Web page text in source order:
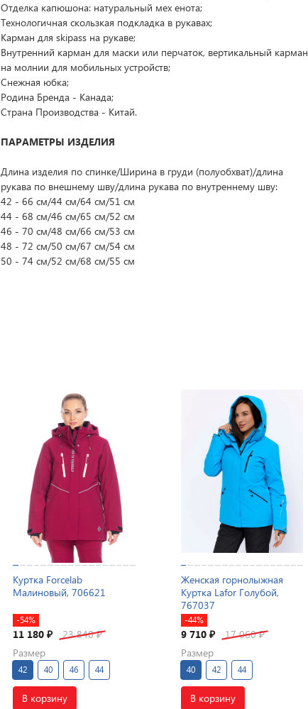
Отделка капюшона: натуральный мех енота;
Технологичная скользкая подкладка в рукавах;
Карман для skipass на рукаве;
Внутренний карман для маски или перчаток, вертикальный карман
на молнии для мобильных устройств;
Снежная юбка;
Родина Бренда - Канада;
Страна Производства - Китай.
ПАРАМЕТРЫ ИЗДЕЛИЯ
Длина изделия по спинке/Ширина в груди (полуобхват)/длина
рукава по внешнему шву/длина рукава по внутреннему шву:
42 - 66 см/44 см/64 см/51 см
44 - 68 см/46 см/65 см/52 см
46 - 70 см/48 см/66 см/53 см
48 - 72 см/50 см/67 см/54 см
50 - 74 см/52 см/68 см/55 см
Куртка Forcelab
Малиновый, 706621
-54%
11 180₽ 23 840₽
Размер
42 40 46 44
В корзину
Женская горнолыжная
Куртка Lafor Голубой,
767037
-44%
9 710 ₽ 17 060₽
Размер
40 42 44
В корзину